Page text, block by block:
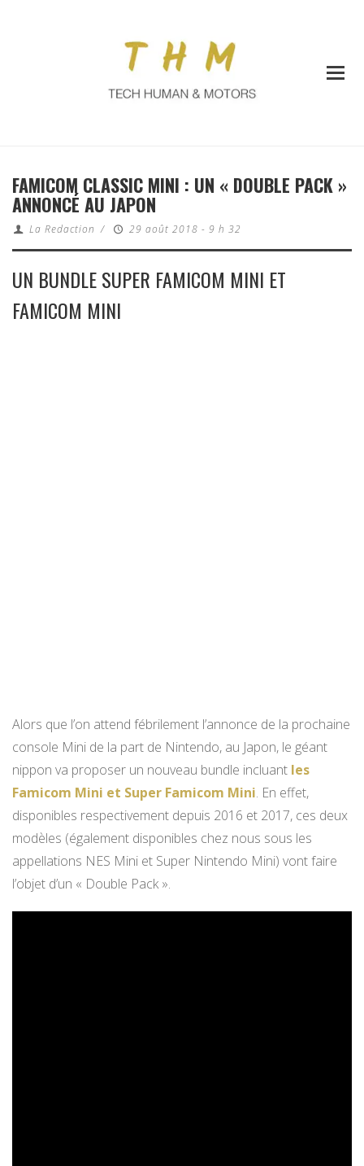
FAMICOM CLASSIC MINI : UN « DOUBLE PACK »
ANNONCÉ AU JAPON
La Redaction / 29 août 2018 - 9 h 32
UN BUNDLE SUPER FAMICOM MINI ET
FAMICOM MINI
Alors que l’on attend fébrilement l’annonce de la prochaine
console Mini de la part de Nintendo, au Japon, le géant
nippon va proposer un nouveau bundle incluant les
Famicom Mini et Super Famicom Mini. En effet,
disponibles respectivement depuis 2016 et 2017, ces deux
modèles (également disponibles chez nous sous les
appellations NES Mini et Super Nintendo Mini) vont faire
l’objet d’un « Double Pack ».